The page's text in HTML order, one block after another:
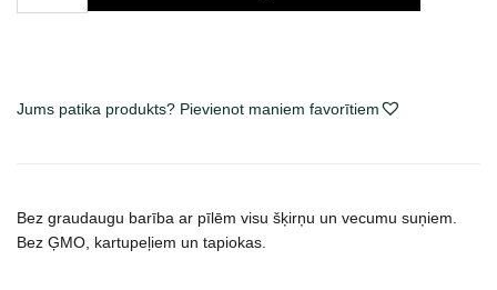
maistas
daudzums
Jums patika produkts? Pievienot maniem favorītiem
Bez graudaugu barība ar pīlēm visu šķirņu un vecumu suņiem.
Bez ĢMO, kartupeļiem un tapiokas.